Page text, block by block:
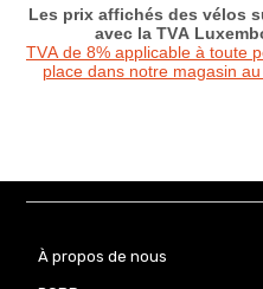
Les prix affichés des vélos
avec la TVA
TVA de 8% applicable à toute
place dans notre magasin
À propos de nous